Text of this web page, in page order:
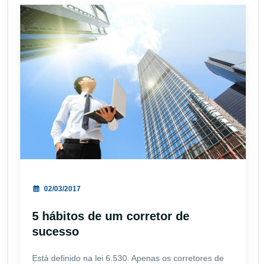
02/03/2017
5 hábitos de um corretor de
sucesso
Está definido na lei 6.530. Apenas os corretores de